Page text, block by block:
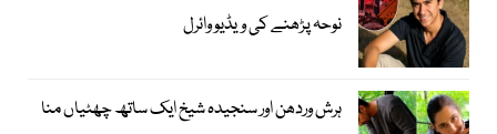
نوحہ پڑھنے کی ویڈیو وائرل
ہرش وردھن اور سنجیدہ شیخ ایک ساتھ چھٹیاں منا